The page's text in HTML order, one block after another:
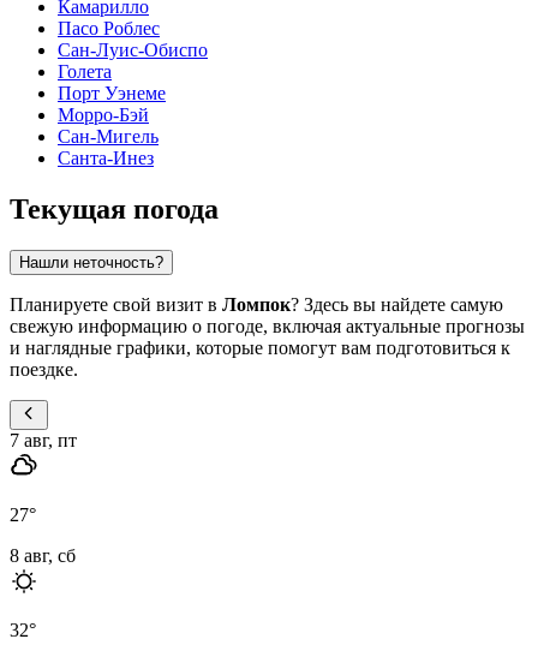
Камарилло
Пасо Роблес
Сан-Луис-Обиспо
Голета
Порт Уэнеме
Морро-Бэй
Сан-Мигель
Санта-Инез
Текущая погода
Нашли неточность?
Планируете свой визит в Ломпок? Здесь вы найдете самую
свежую информацию о погоде, включая актуальные прогнозы
и наглядные графики, которые помогут вам подготовиться к
поездке.
7 авг, пт
27°
8 авг, сб
32°